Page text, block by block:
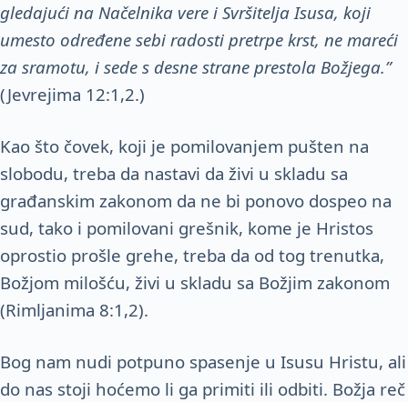
gledajući na Načelnika vere i Svršitelja Isusa, koji
umesto određene sebi radosti pretrpe krst, ne mareći
za sramotu, i sede s desne strane prestola Božjega.”
(Jevrejima 12:1,2.)
Kao što čovek, koji je pomilovanjem pušten na
slobodu, treba da nastavi da živi u skladu sa
građanskim zakonom da ne bi ponovo dospeo na
sud, tako i pomilovani grešnik, kome je Hristos
oprostio prošle grehe, treba da od tog trenutka,
Božjom milošću, živi u skladu sa Božjim zakonom
(Rimljanima 8:1,2).
Bog nam nudi potpuno spasenje u Isusu Hristu, ali
do nas stoji hoćemo li ga primiti ili odbiti. Božja reč